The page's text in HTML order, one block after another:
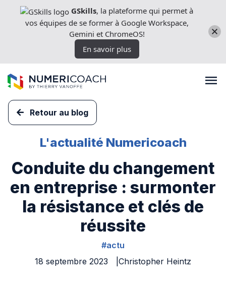
directement
Expertises techniques
Licences
Retour au blog
L'actualité Numericoach
Conduite du changement
en entreprise : surmonter
la résistance et clés de
réussite
#actu
18 septembre 2023
Christopher Heintz
GSkills, la plateforme qui permet à
vos équipes de se former à Google Workspace,
Gemini et ChromeOS!
En savoir plus